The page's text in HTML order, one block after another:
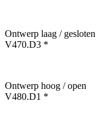
Ontwerp laag / gesloten
V470.D3 *
Ontwerp hoog / open
V480.D1 *